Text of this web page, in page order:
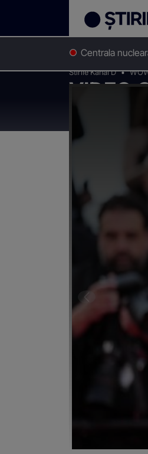
Centrala
Stirile Kanal D
VIDEO